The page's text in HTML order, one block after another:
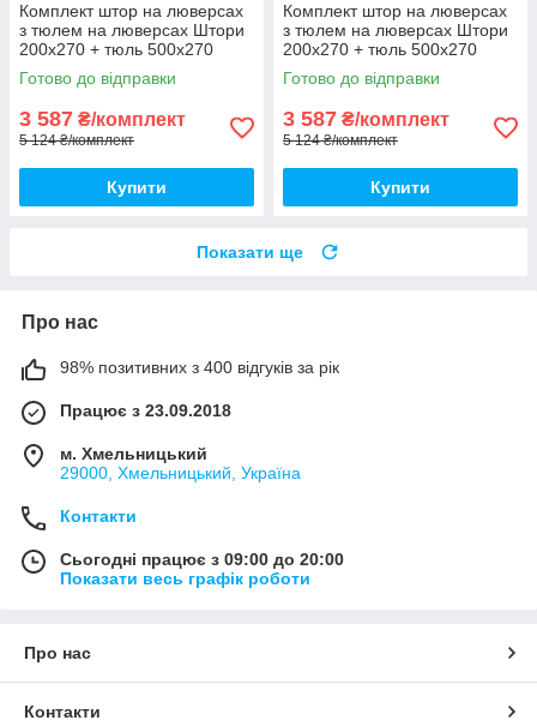
Комплект штор на люверсах
з тюлем на люверсах Штори
200х270 + тюль 500х270
Штори з підхопленнями Коір
зелений
Готово до відправки
3 587 ₴/комплект
5 124 ₴/комплект
Купити
Комплект штор на люверсах
з тюлем на люверсах Штори
200х270 + тюль 500х270
Штори з підхопленнями Колір
Бірюзовий
Готово до відправки
3 587 ₴/комплект
5 124 ₴/комплект
Купити
Показати ще
Про нас
98% позитивних з 400 відгуків за рік
Працює з 23.09.2018
м. Хмельницький
29000, Хмельницький, Україна
Контакти
Сьогодні працює з 09:00 до 20:00
Показати весь графік роботи
Про нас
Контакти